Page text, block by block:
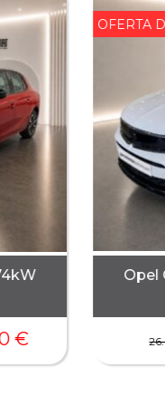
OFERTA DEL
Citroën C4
20.250,00